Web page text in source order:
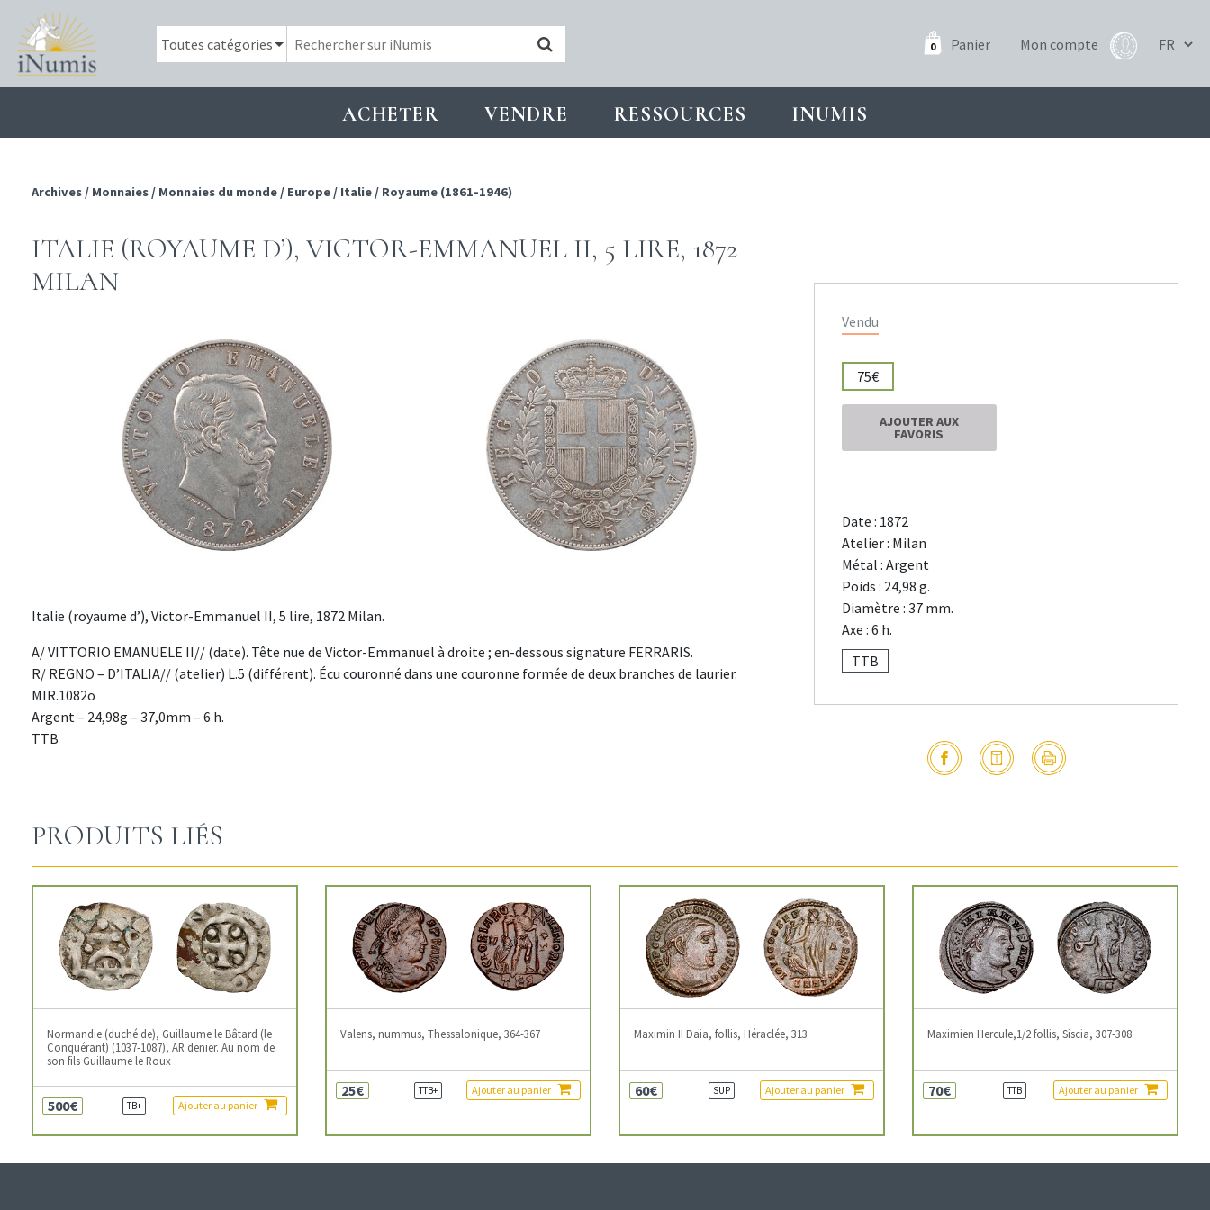
0 Panier Mon compte
ACHETER VENDRE RESSOURCES INUMIS
Archives / Monnaies / Monnaies du monde / Europe / Italie / Royaume (1861-1946)
ITALIE (ROYAUME D’), VICTOR-EMMANUEL II, 5 LIRE, 1872
MILAN
Italie (royaume d’), Victor-Emmanuel II, 5 lire, 1872 Milan.
A/ VITTORIO EMANUELE II// (date). Tête nue de Victor-Emmanuel à droite ; en-dessous signature FERRARIS.
R/ REGNO – D’ITALIA// (atelier) L.5 (différent). Écu couronné dans une couronne formée de deux branches de laurier.
MIR.1082o
Argent – 24,98g – 37,0mm – 6 h.
TTB
Vendu
75€
AJOUTER AUX
FAVORIS
Date : 1872
Atelier : Milan
Métal : Argent
Poids : 24,98 g.
Diamètre : 37 mm.
Axe : 6 h.
TTB
PRODUITS LIÉS
Normandie (duché de), Guillaume le Bâtard (le
Conquérant) (1037-1087), AR denier. Au nom de
son fils Guillaume le Roux
500€ TB+ Ajouter au panier
Valens, nummus, Thessalonique, 364-367
25€ TTB+ Ajouter au panier
Maximin II Daia, follis, Héraclée, 313
60€ SUP Ajouter au panier
Maximien Hercule,1/2 follis, Siscia, 307-308
70€ TTB Ajouter au panier